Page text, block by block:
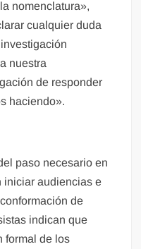
nomenclatura»,
cualquier duda
nuestra
de responder
haciendo».
paso necesario en
iniciar audiencias e
de
indican que
formal de los